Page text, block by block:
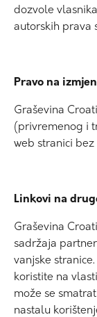
dozvole
autorskih prava
Pravo na
Graševina
(privremenog i
web stranici
Linkovi na
Graševina
sadržaja
vanjske
koristite na
može se
nastalu